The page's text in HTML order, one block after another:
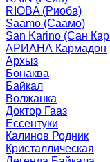
RIOBA (Риоба)
Saamo (Саамо)
San Karino (Сан
АРИАНА Кармадон
Архыз
Бонаква
Байкал
Волжанка
Доктор Гааз
Ессентуки
Калинов Родник
Кристаллическая